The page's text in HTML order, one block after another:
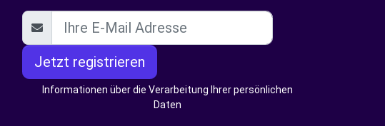
Jetzt registrieren
Informationen über die Verarbeitung Ihrer persönlichen
Daten